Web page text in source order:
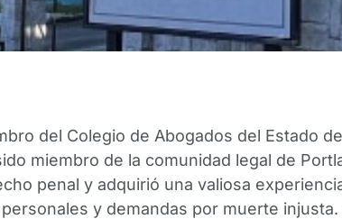
del Colegio de Abogados del Estado
miembro de la comunidad legal de
penal y adquirió una valiosa
y demandas por muerte